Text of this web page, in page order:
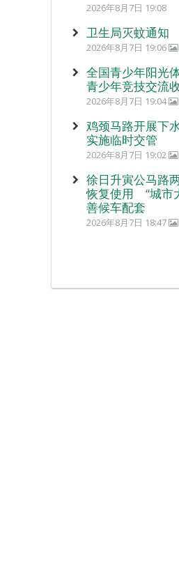
2026年8月7日 19:08
卫生局灭蚊通知
2026年8月7日 19:06
全国青少年阳光
青少年竞技交流
2026年8月7日 19:04
鸡颈马路开展下
实施临时交管
2026年8月7日 19:02
徐日升寅公马路
恢复使用 “城市
善候车配套
2026年8月7日 18:47